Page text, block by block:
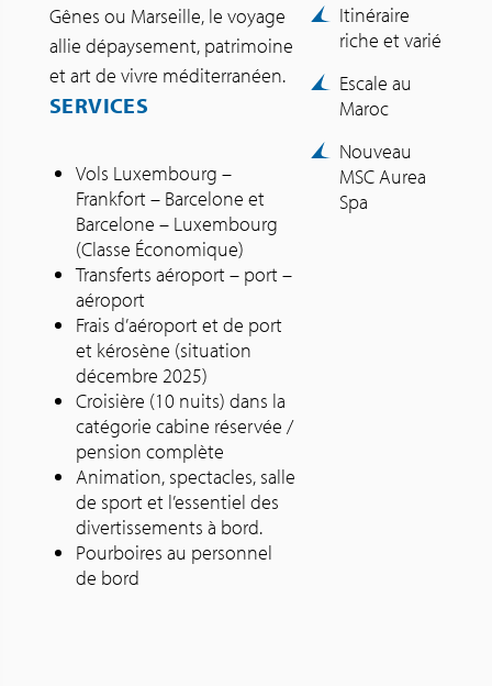
Gênes ou Marseille, le voyage
allie dépaysement, patrimoine
et art de vivre méditerranéen.
SERVICES
Vols Luxembourg –
Frankfort – Barcelone et
Barcelone – Luxembourg
(Classe Économique)
Transferts aéroport – port –
aéroport
Frais d’aéroport et de port
et kérosène (situation
décembre 2025)
Croisière (10 nuits) dans la
catégorie cabine réservée /
pension complète
Animation, spectacles, salle
de sport et l’essentiel des
divertissements à bord.
Pourboires au personnel
de bord
Itinéraire
riche et varié
Escale au
Maroc
Nouveau
MSC Aurea
Spa